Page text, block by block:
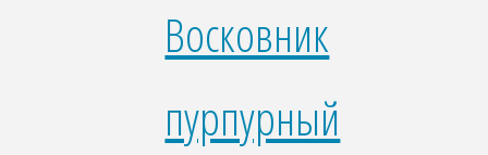
Восковник
пурпурный